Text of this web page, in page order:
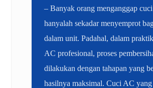
– Banyak orang menganggap
hanyalah sekadar menyemprot
dalam unit. Padahal, dalam
AC profesional, proses
dilakukan dengan tahapan yang
hasilnya maksimal. Cuci AC yang